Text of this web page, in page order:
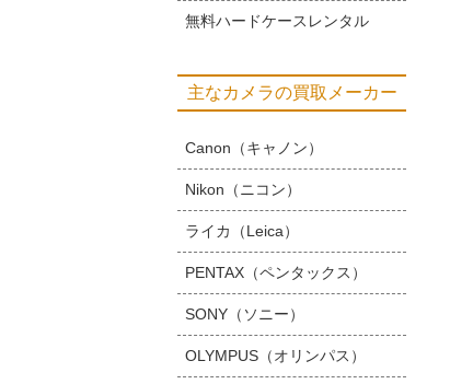
無料ハードケースレンタル
主なカメラの買取メーカー
Canon（キャノン）
Nikon（ニコン）
ライカ（Leica）
PENTAX（ペンタックス）
SONY（ソニー）
OLYMPUS（オリンパス）